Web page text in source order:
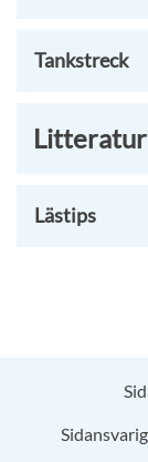
Tankstreck
Litteratur
Lästips